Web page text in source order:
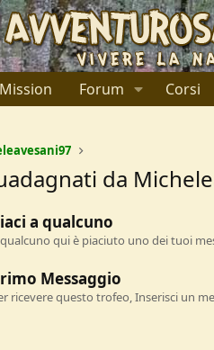
Mission Forum Corsi
da
a qualcuno
qui è piaciuto uno dei tuoi
Messaggio
ricevere questo trofeo, Inserisci un